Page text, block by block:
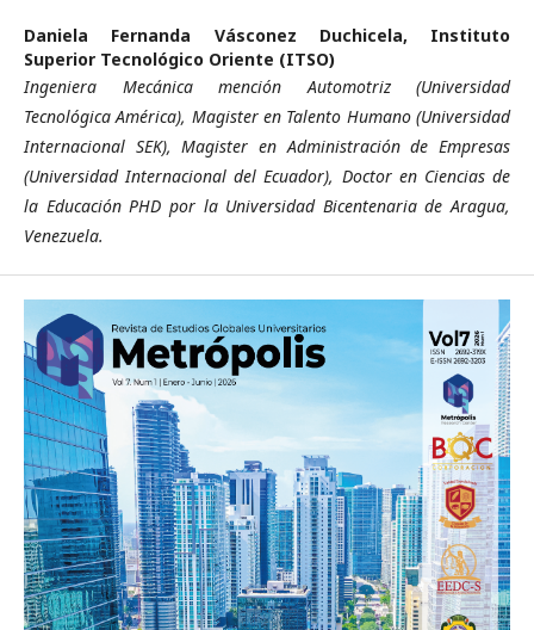
Daniela Fernanda Vásconez Duchicela, Instituto
Superior Tecnológico Oriente (ITSO)
Ingeniera Mecánica mención Automotriz (Universidad
Tecnológica América), Magister en Talento Humano (Universidad
Internacional SEK), Magister en Administración de Empresas
(Universidad Internacional del Ecuador), Doctor en Ciencias de
la Educación PHD por la Universidad Bicentenaria de Aragua,
Venezuela.